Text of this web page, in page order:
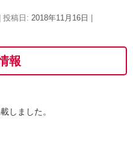
| 投稿日: 2018年11月16日
報
しました。